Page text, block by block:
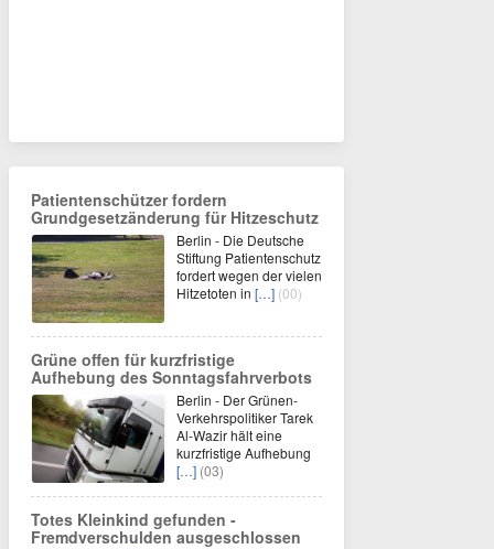
Patientenschützer fordern
Grundgesetzänderung für Hitzeschutz
Berlin - Die Deutsche
Stiftung Patientenschutz
fordert wegen der vielen
Hitzetoten in […] (00)
Grüne offen für kurzfristige
Aufhebung des Sonntagsfahrverbots
Berlin - Der Grünen-
Verkehrspolitiker Tarek
Al-Wazir hält eine
kurzfristige Aufhebung
[…] (03)
Totes Kleinkind gefunden -
Fremdverschulden ausgeschlossen